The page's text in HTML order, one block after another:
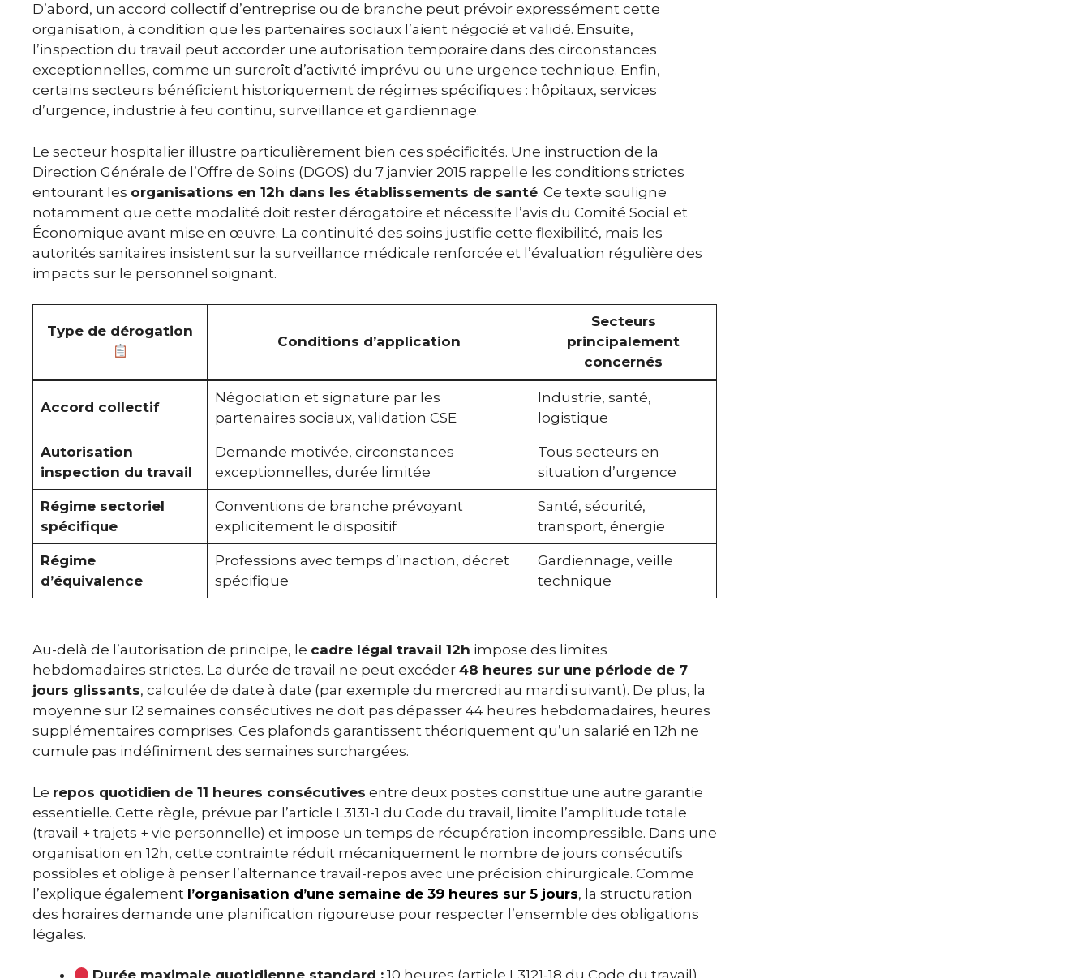
D’abord, un accord collectif d’entreprise ou de branche peut prévoir expressément cette
organisation, à condition que les partenaires sociaux l’aient négocié et validé. Ensuite,
l’inspection du travail peut accorder une autorisation temporaire dans des circonstances
exceptionnelles, comme un surcroît d’activité imprévu ou une urgence technique. Enfin,
certains secteurs bénéficient historiquement de régimes spécifiques : hôpitaux, services
d’urgence, industrie à feu continu, surveillance et gardiennage.
Le secteur hospitalier illustre particulièrement bien ces spécificités. Une instruction de la
Direction Générale de l’Offre de Soins (DGOS) du 7 janvier 2015 rappelle les conditions strictes
entourant les organisations en 12h dans les établissements de santé. Ce texte souligne
notamment que cette modalité doit rester dérogatoire et nécessite l’avis du Comité Social et
Économique avant mise en œuvre. La continuité des soins justifie cette flexibilité, mais les
autorités sanitaires insistent sur la surveillance médicale renforcée et l’évaluation régulière des
impacts sur le personnel soignant.
Type de dérogation
Conditions d’application
Secteurs
principalement
concernés
Accord collectif
Négociation et signature par les
partenaires sociaux, validation CSE
Industrie, santé,
logistique
Autorisation
inspection du travail
Demande motivée, circonstances
exceptionnelles, durée limitée
Tous secteurs en
situation d’urgence
Régime sectoriel
spécifique
Conventions de branche prévoyant
explicitement le dispositif
Santé, sécurité,
transport, énergie
Régime
d’équivalence
Professions avec temps d’inaction, décret
spécifique
Gardiennage, veille
technique
Au-delà de l’autorisation de principe, le cadre légal travail 12h impose des limites
hebdomadaires strictes. La durée de travail ne peut excéder 48 heures sur une période de 7
jours glissants, calculée de date à date (par exemple du mercredi au mardi suivant). De plus, la
moyenne sur 12 semaines consécutives ne doit pas dépasser 44 heures hebdomadaires, heures
supplémentaires comprises. Ces plafonds garantissent théoriquement qu’un salarié en 12h ne
cumule pas indéfiniment des semaines surchargées.
Le repos quotidien de 11 heures consécutives entre deux postes constitue une autre garantie
essentielle. Cette règle, prévue par l’article L3131-1 du Code du travail, limite l’amplitude totale
(travail + trajets + vie personnelle) et impose un temps de récupération incompressible. Dans une
organisation en 12h, cette contrainte réduit mécaniquement le nombre de jours consécutifs
possibles et oblige à penser l’alternance travail-repos avec une précision chirurgicale. Comme
l’explique également l’organisation d’une semaine de 39 heures sur 5 jours, la structuration
des horaires demande une planification rigoureuse pour respecter l’ensemble des obligations
légales.